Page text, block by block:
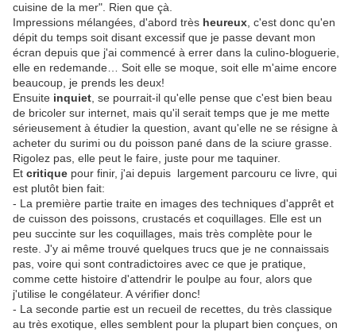
cuisine de la mer". Rien que çà.
Impressions mélangées, d'abord très heureux , c'est donc qu'en
dépit du temps soit disant excessif que je passe devant mon
écran depuis que j'ai commencé à errer dans la culino-bloguerie,
elle en redemande… Soit elle se moque, soit elle m'aime encore
beaucoup, je prends les deux!
Ensuite inquiet , se pourrait-il qu'elle pense que c'est bien beau
de bricoler sur internet, mais qu'il serait temps que je me mette
sérieusement à étudier la question, avant qu'elle ne se résigne à
acheter du surimi ou du poisson pané dans de la sciure grasse.
Rigolez pas, elle peut le faire, juste pour me taquiner.
Et critique pour finir, j'ai depuis largement parcouru ce livre, qui
est plutôt bien fait:
- La première partie traite en images des techniques d'apprêt et
de cuisson des poissons, crustacés et coquillages. Elle est un
peu succinte sur les coquillages, mais très complète pour le
reste. J'y ai même trouvé quelques trucs que je ne connaissais
pas, voire qui sont contradictoires avec ce que je pratique,
comme cette histoire d'attendrir le poulpe au four, alors que
j'utilise le congélateur. A vérifier donc!
- La seconde partie est un recueil de recettes, du très classique
au très exotique, elles semblent pour la plupart bien conçues, on